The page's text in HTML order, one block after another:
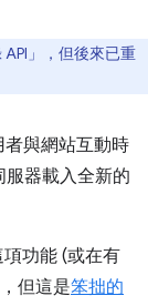
」，但後來已重
者與網站互動時
器載入全新的
功能 (或在有
但這是笨拙的